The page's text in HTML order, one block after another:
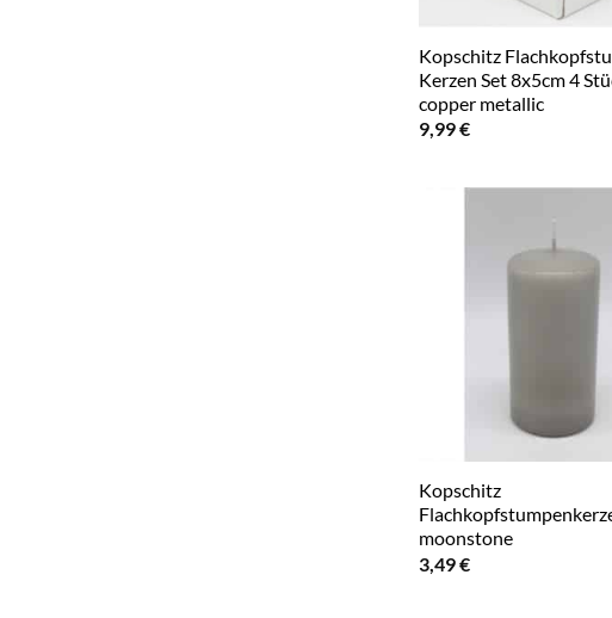
Kopschitz
Kerzen Set 8x5cm 4
copper metallic
9,99€
Kopschitz
moonstone
3,49€